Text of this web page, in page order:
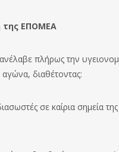
της ΕΠΟΜΕΑ
πλήρως την
διαθέτοντας:
σε καίρια σημεία της